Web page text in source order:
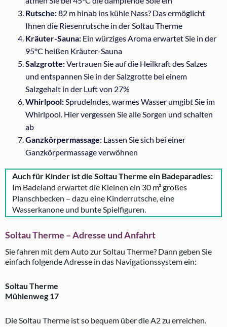
Rutsche:82 m hinab ins kühle Nass? Das ermöglicht
Ihnen die Riesenrutsche in der Soltau Therme
Kräuter-Sauna: Ein würziges Aroma erwartet Sie in der
95°C heißen Kräuter-Sauna
Salzgrotte:Vertrauen Sie auf die Heilkraft des Salzes
und entspannen Sie in der Salzgrotte bei einem
Salzgehalt in der Luft von 27%
Whirlpool:Sprudelndes, warmes Wasser umgibt Sie im
Whirlpool. Hier vergessen Sie alle Sorgen und schalten
ab
Ganzkörpermassage: Lassen Sie sich bei einer
Ganzkörpermassage verwöhnen
Auch für Kinder ist die Soltau Therme ein Badeparadies:
Im Badeland erwartet die Kleinen ein 30 m² großes
Planschbecken – dazu eine Kinderrutsche, eine
Wasserkanone und bunte Spielfiguren.
Soltau Therme – Adresse und Anfahrt
Sie fahren mit dem Auto zur Soltau Therme? Dann geben Sie
einfach folgende Adresse in das Navigationssystem ein:
Soltau Therme
Mühlenweg 17
Die Soltau Therme ist so bequem über die A2 zu erreichen.